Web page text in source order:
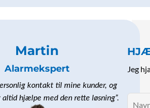
Martin
Alarmekspert
kontakt til mine kunder, og
altid hjælpe med den rette løsning”.
Jeg